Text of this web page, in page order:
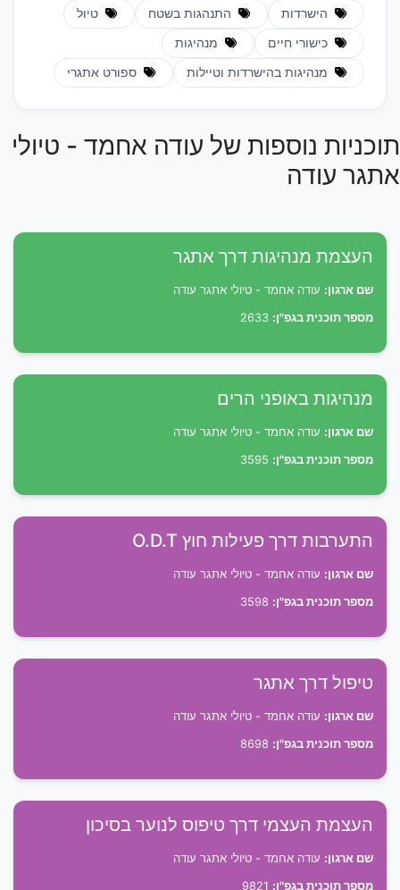
הישרדות התנהגות בשטח טיול
כישורי חיים מנהיגות
מנהיגות בהישרדות וטיילות ספורט אתגרי
תוכניות נוספות של עודה אחמד - טיולי
אתגר עודה
העצמת מנהיגות דרך אתגר
שם ארגון: עודה אחמד - טיולי אתגר עודה
מספר תוכנית בגפ"ן:
מנהיגות באופני הרים
שם ארגון: עודה אחמד - טיולי אתגר עודה
מספר תוכנית בגפ"ן:
התערבות דרך פעילות חוץ O.D.T
שם ארגון: עודה אחמד - טיולי אתגר עודה
מספר תוכנית בגפ"ן:
טיפול דרך אתגר
שם ארגון: עודה אחמד - טיולי אתגר עודה
מספר תוכנית בגפ"ן:
העצמת העצמי דרך טיפוס לנוער בסיכון
שם ארגון: עודה אחמד - טיולי אתגר עודה
מספר תוכנית בגפ"ן: